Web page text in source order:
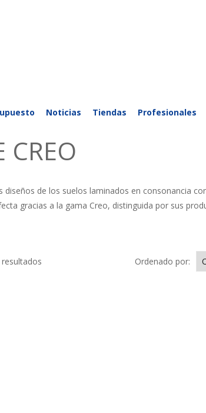
Noticias Tiendas Profesionales
CREO
diseños de los suelos laminados en consonancia
gracias a la gama Creo, distinguida por sus
Ordenado por: